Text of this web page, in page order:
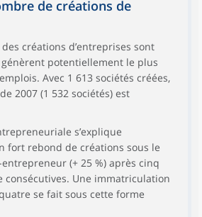
de créations de
créations d’entreprises sont
potentiellement le plus
Avec 1 613 sociétés créées,
2007 (1 532 sociétés) est
s’explique
fort rebond de créations sous le
(+ 25 %) après cinq
consécutives. Une immatriculation
se fait sous cette forme